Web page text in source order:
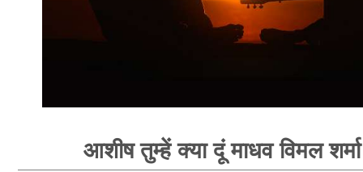
आशीष तुम्हें क्या दूं माधव विमल